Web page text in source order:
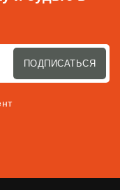
ПОДПИСАТЬСЯ